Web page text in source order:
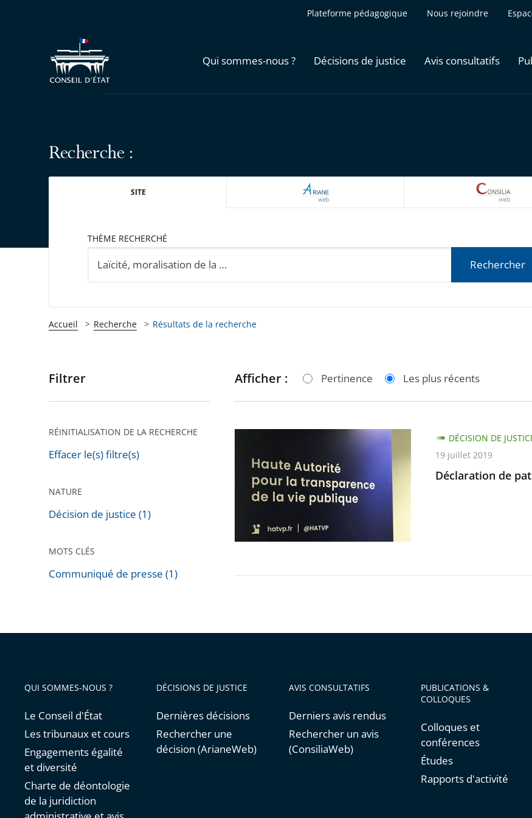
Plateforme pédagogique Nous rejoindre
Qui sommes-nous ? Décisions de justice Avis consultatifs
Recherche :
SITE ARIANEWEB
THÈME RECHERCHÉ
Rechercher
Accueil Recherche Résultats de la recherche
Passer
pour
après
Filtrer
RÉINITIALISATION DE LA RECHERCHE
Effacer le(s) filtre(s)
NATURE
Décision de justice (1)
MOTS CLÉS
Communiqué de presse (1)
Afficher : Pertinence Les plus récents
patrimoine
Marine
Pen
Déclaration de
DÉCISION DE
19 juillet 2019
QUI SOMMES-NOUS ?
Le Conseil d'État
Les tribunaux et cours
Engagements égalité
et diversité
Charte de déontologie
de la juridiction
DÉCISIONS DE JUSTICE
Dernières décisions
Rechercher une
décision (ArianeWeb)
AVIS CONSULTATIFS
Derniers avis rendus
Rechercher un avis
(ConsiliaWeb)
PUBLICATIONS &
COLLOQUES
Colloques et
conférences
Études
Rapports d'activité